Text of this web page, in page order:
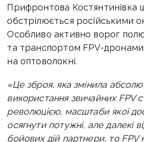
Прифронтова Костянтинівка
обстрілюється російськими
Особливо активно ворог
та транспортом FPV-дронами
на оптоволокні.
«Це зброя, яка змінила
використання звичайних FPV
революцією, масштаби якої
осягнути потужні, але далекі
бойових дій партнери, то FPV